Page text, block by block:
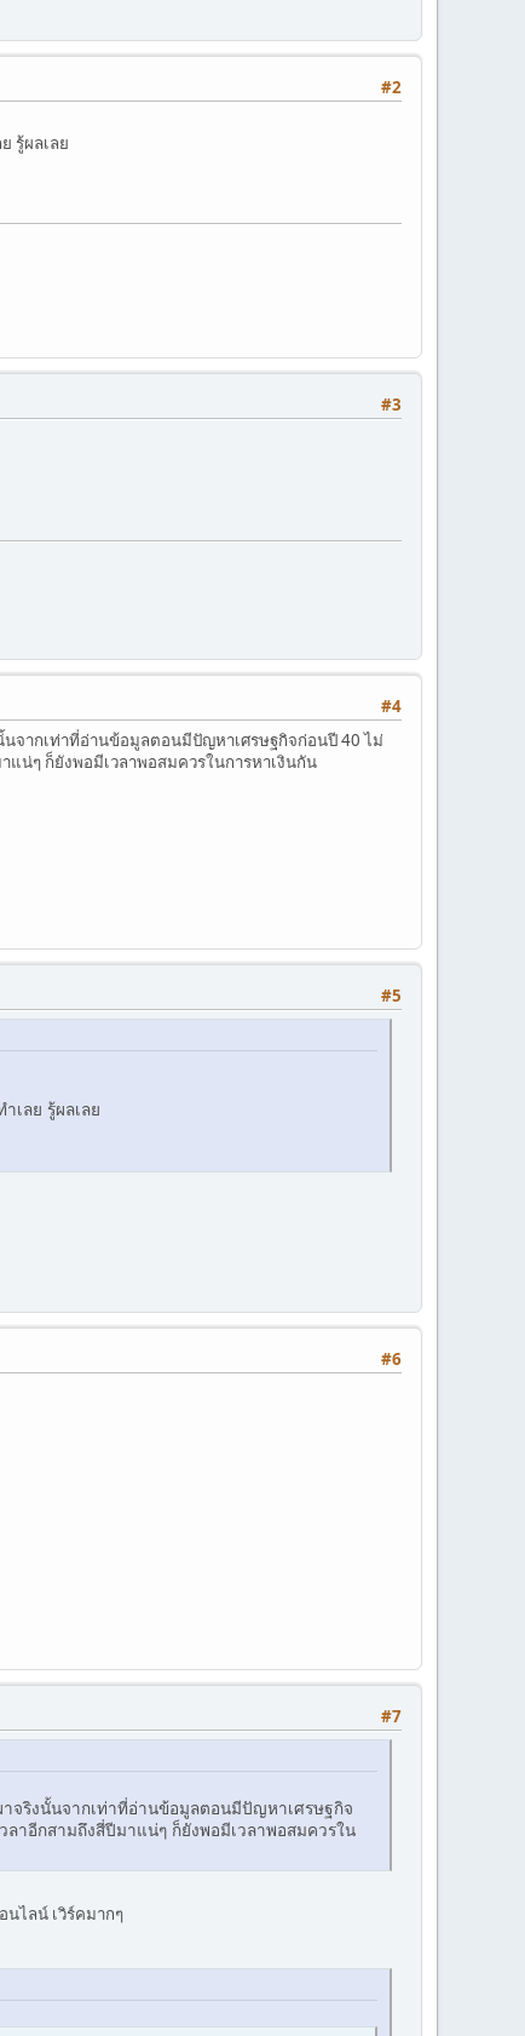
#2
รู้ผลเลย
#3
#4
จากเท่าที่อ่านข้อมูลตอนมีปัญหาเศรษฐกิจก่อนปี 40 ไม่
แน่ๆ ก็ยังพอมีเวลาพอสมควรในการหาเงินกัน
#5
เลย รู้ผลเลย
#6
#7
จริงนั้นจากเท่าที่อ่านข้อมูลตอนมีปัญหาเศรษฐกิจ
ลาอีกสามถึงสี่ปีมาแน่ๆ ก็ยังพอมีเวลาพอสมควรใน
ไลน์ เวิร์คมากๆ